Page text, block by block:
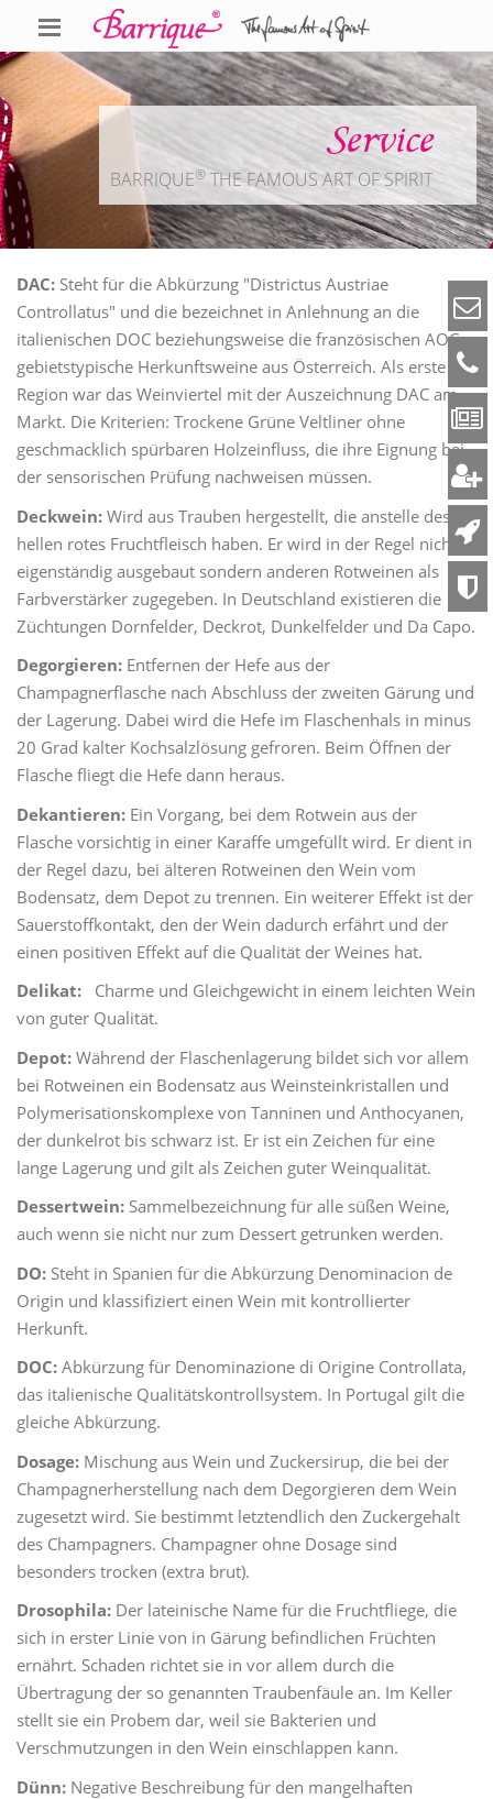
Service
BARRIQUE® THE FAMOUS ART OF SPIRIT
DAC: Steht für die Abkürzung "Districtus Austriae
Controllatus" und die bezeichnet in Anlehnung an die
italienischen DOC beziehungsweise die französischen AOC
gebietstypische Herkunftsweine aus Österreich. Als erste
Region war das Weinviertel mit der Auszeichnung DAC am
Markt. Die Kriterien: Trockene Grüne Veltliner ohne
geschmacklich spürbaren Holzeinfluss, die ihre Eignung bei
der sensorischen Prüfung nachweisen müssen.
Deckwein: Wird aus Trauben hergestellt, die anstelle des
hellen rotes Fruchtfleisch haben. Er wird in der Regel nicht
eigenständig ausgebaut sondern anderen Rotweinen als
Farbverstärker zugegeben. In Deutschland existieren die
Züchtungen Dornfelder, Deckrot, Dunkelfelder und Da Capo.
Degorgieren: Entfernen der Hefe aus der
Champagnerflasche nach Abschluss der zweiten Gärung und
der Lagerung. Dabei wird die Hefe im Flaschenhals in minus
20 Grad kalter Kochsalzlösung gefroren. Beim Öffnen der
Flasche fliegt die Hefe dann heraus.
Dekantieren: Ein Vorgang, bei dem Rotwein aus der
Flasche vorsichtig in einer Karaffe umgefüllt wird. Er dient in
der Regel dazu, bei älteren Rotweinen den Wein vom
Bodensatz, dem Depot zu trennen. Ein weiterer Effekt ist der
Sauerstoffkontakt, den der Wein dadurch erfährt und der
einen positiven Effekt auf die Qualität der Weines hat.
Delikat:
Charme und Gleichgewicht in einem leichten Wein
von guter Qualität.
Depot: Während der Flaschenlagerung bildet sich vor allem
bei Rotweinen ein Bodensatz aus Weinsteinkristallen und
Polymerisationskomplexe von Tanninen und Anthocyanen,
der dunkelrot bis schwarz ist. Er ist ein Zeichen für eine
lange Lagerung und gilt als Zeichen guter Weinqualität.
Dessertwein: Sammelbezeichnung für alle süßen Weine,
auch wenn sie nicht nur zum Dessert getrunken werden.
DO: Steht in Spanien für die Abkürzung Denominacion de
Origin und klassifiziert einen Wein mit kontrollierter
Herkunft.
DOC: Abkürzung für Denominazione di Origine Controllata,
das italienische Qualitätskontrollsystem. In Portugal gilt die
gleiche Abkürzung.
Dosage: Mischung aus Wein und Zuckersirup, die bei der
Champagnerherstellung nach dem Degorgieren dem Wein
zugesetzt wird. Sie bestimmt letztendlich den Zuckergehalt
des Champagners. Champagner ohne Dosage sind
besonders trocken (extra brut).
Drosophila: Der lateinische Name für die Fruchtfliege, die
sich in erster Linie von in Gärung befindlichen Früchten
ernährt. Schaden richtet sie in vor allem durch die
Übertragung der so genannten Traubenfäule an. Im Keller
stellt sie ein Probem dar, weil sie Bakterien und
Verschmutzungen in den Wein einschlappen kann.
Dünn: Negative Beschreibung für den mangelhaften